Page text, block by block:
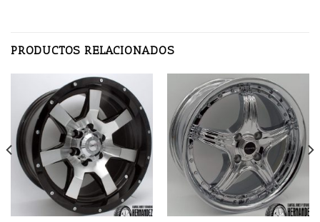
PRODUCTOS RELACIONADOS